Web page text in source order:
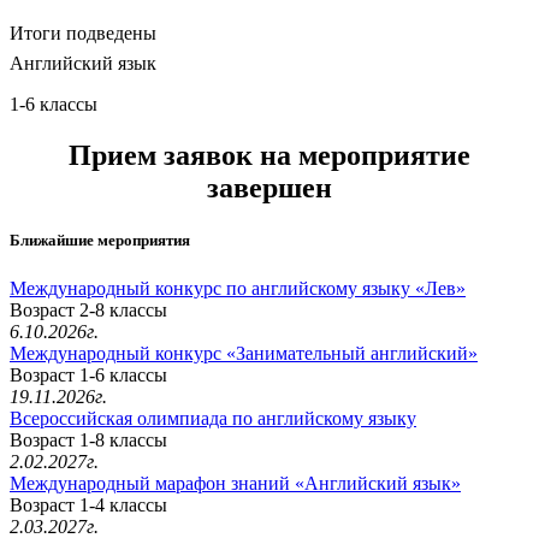
Итоги подведены
Английский язык
1-6 классы
Прием заявок на мероприятие
завершен
Ближайшие мероприятия
Международный конкурс по английскому языку «Лев»
Возраст 2-8 классы
6.10.2026г.
Международный конкурс «Занимательный английский»
Возраст 1-6 классы
19.11.2026г.
Всероссийская олимпиада по английскому языку
Возраст 1-8 классы
2.02.2027г.
Международный марафон знаний «Английский язык»
Возраст 1-4 классы
2.03.2027г.